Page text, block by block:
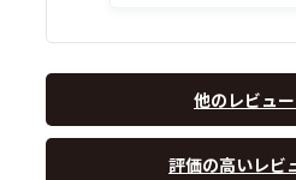
他のレビュ
評価の高いレビ